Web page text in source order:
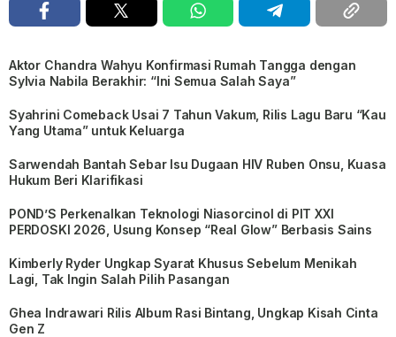
Aktor Chandra Wahyu Konfirmasi Rumah Tangga dengan
Sylvia Nabila Berakhir: “Ini Semua Salah Saya”
Syahrini Comeback Usai 7 Tahun Vakum, Rilis Lagu Baru “Kau
Yang Utama” untuk Keluarga
Sarwendah Bantah Sebar Isu Dugaan HIV Ruben Onsu, Kuasa
Hukum Beri Klarifikasi
POND’S Perkenalkan Teknologi Niasorcinol di PIT XXI
PERDOSKI 2026, Usung Konsep “Real Glow” Berbasis Sains
Kimberly Ryder Ungkap Syarat Khusus Sebelum Menikah
Lagi, Tak Ingin Salah Pilih Pasangan
Ghea Indrawari Rilis Album Rasi Bintang, Ungkap Kisah Cinta
Gen Z